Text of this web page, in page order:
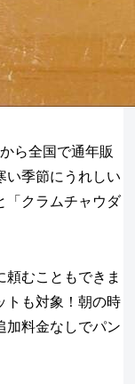
ら全国で通年販
い季節にうれしい
「クラムチャウダ
頼むこともできま
トも対象！朝の時
加料金なしでパン